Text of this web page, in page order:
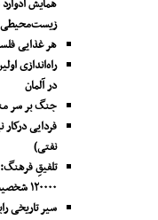
همایش
هر غذایی
راه‌اندازی
در آلمان
جنگ بر سر
فردایی
نفتی)
تلفیقِ
۱۲۰۰۰۰ شخصیتِ مهم فرهنگی در تاریخِ جهان
سیر تاریخی